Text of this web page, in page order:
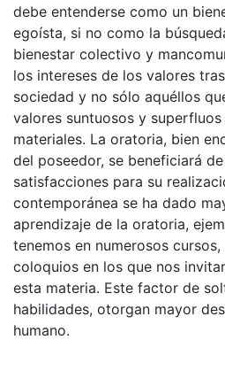
debe entenderse como un
egoísta, si no como la
bienestar colectivo y
los intereses de los valores
sociedad y no sólo aquéllos
valores suntuosos y superfluos
materiales. La oratoria, bien
del poseedor, se beneficiará
satisfacciones para su
contemporánea se ha dado
aprendizaje de la oratoria,
tenemos en numerosos
coloquios en los que nos
esta materia. Este factor de
habilidades, otorgan mayor
humano.